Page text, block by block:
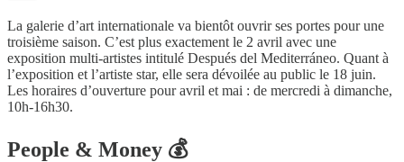
La galerie d’art internationale va bientôt ouvrir ses portes pour une
troisième saison. C’est plus exactement le 2 avril avec une
exposition multi-artistes intitulé Después del Mediterráneo. Quant à
l’exposition et l’artiste star, elle sera dévoilée au public le 18 juin.
Les horaires d’ouverture pour avril et mai : de mercredi à dimanche,
10h-16h30.
People & Money 💰